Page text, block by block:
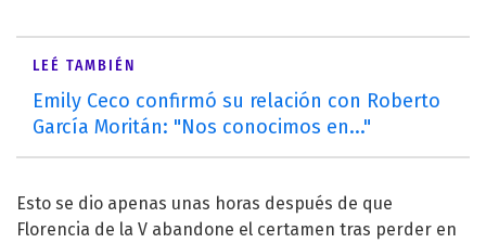
LEÉ TAMBIÉN
Emily Ceco confirmó su relación con Roberto
García Moritán: "Nos conocimos en..."
Esto se dio apenas unas horas después de que
Florencia de la V abandone el certamen tras perder en